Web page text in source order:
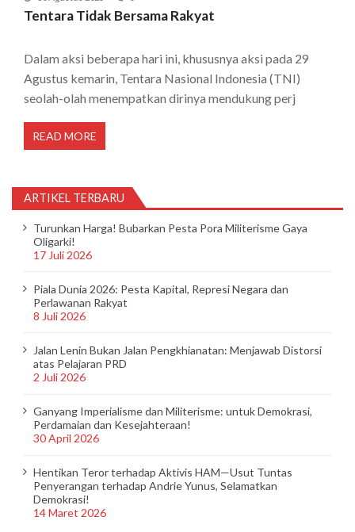
Tentara Tidak Bersama Rakyat
Dalam aksi beberapa hari ini, khususnya aksi pada 29
Agustus kemarin, Tentara Nasional Indonesia (TNI)
seolah-olah menempatkan dirinya mendukung perj
READ MORE
ARTIKEL TERBARU
Turunkan Harga! Bubarkan Pesta Pora Militerisme Gaya
Oligarki!
17 Juli 2026
Piala Dunia 2026: Pesta Kapital, Represi Negara dan
Perlawanan Rakyat
8 Juli 2026
Jalan Lenin Bukan Jalan Pengkhianatan: Menjawab Distorsi
atas Pelajaran PRD
2 Juli 2026
Ganyang Imperialisme dan Militerisme: untuk Demokrasi,
Perdamaian dan Kesejahteraan!
30 April 2026
Hentikan Teror terhadap Aktivis HAM—Usut Tuntas
Penyerangan terhadap Andrie Yunus, Selamatkan
Demokrasi!
14 Maret 2026